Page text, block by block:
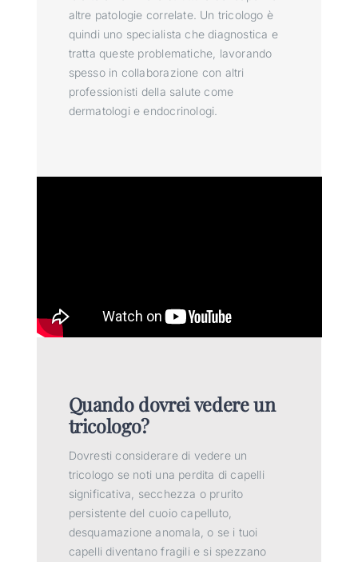
altre patologie correlate. Un tricologo è
quindi uno specialista che diagnostica e
tratta queste problematiche, lavorando
spesso in collaborazione con altri
professionisti della salute come
dermatologi e endocrinologi.
Quando dovrei vedere un
tricologo?
Dovresti considerare di vedere un
tricologo se noti una perdita di capelli
significativa, secchezza o prurito
persistente del cuoio capelluto,
desquamazione anomala, o se i tuoi
capelli diventano fragili e si spezzano